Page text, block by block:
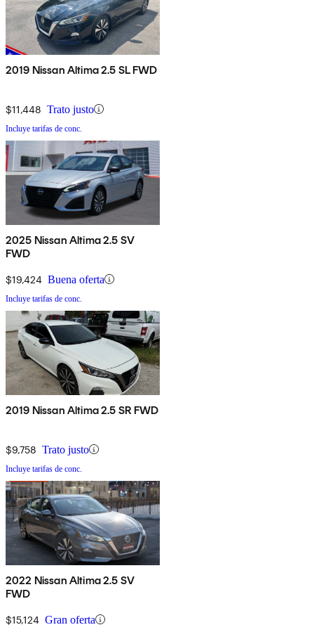
2019 Nissan Altima 2.5 SL FWD
$11,448 Trato justo
Incluye tarifas de conc.
2025 Nissan Altima 2.5 SV
FWD
$19,424 Buena oferta
Incluye tarifas de conc.
2019 Nissan Altima 2.5 SR FWD
$9,758 Trato justo
Incluye tarifas de conc.
2022 Nissan Altima 2.5 SV
FWD
$15,124 Gran oferta